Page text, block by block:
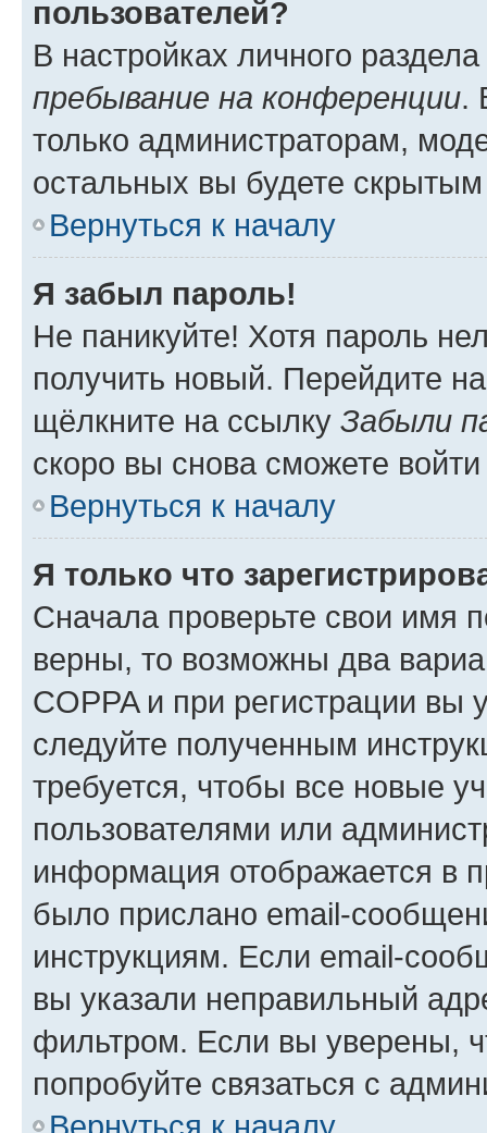
пользователей?
В настройках личного
пребывание на конференции.
только администраторам,
остальных вы будете
Вернуться к началу
Я забыл пароль!
Не паникуйте! Хотя пароль
получить новый. Перейдите
щёлкните на ссылку Забыли
скоро вы снова сможете
Вернуться к началу
Я только что
Сначала проверьте свои имя
верны, то возможны два
COPPA и при регистрации вы
следуйте полученным
требуется, чтобы все новые
пользователями или
информация отображается в
было прислано email-
инструкциям. Если email-
вы указали неправильный
фильтром. Если вы уверены,
попробуйте связаться с
Вернуться к началу